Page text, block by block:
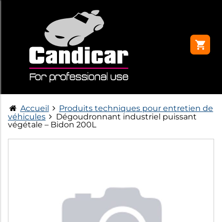
Accueil
Produits techniques pour entretien de
véhicules
Dégoudronnant industriel puissant
végétale – Bidon 200L